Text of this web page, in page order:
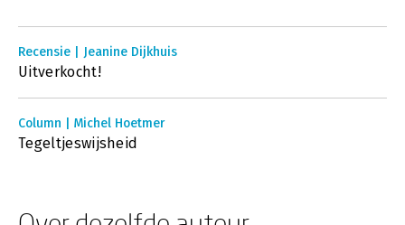
Recensie | Jeanine Dijkhuis
Uitverkocht!
Column | Michel Hoetmer
Tegeltjeswijsheid